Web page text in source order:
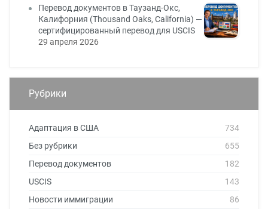
Перевод документов в Таузанд-Окс,
Калифорния (Thousand Oaks, California) —
сертифицированный перевод для USCIS
29 апреля 2026
Рубрики
Адаптация в США
734
Без рубрики
655
Перевод документов
182
USCIS
143
Новости иммиграции
86